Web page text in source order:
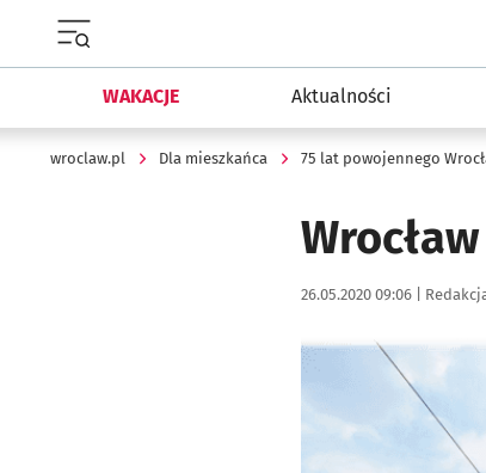
WAKACJE Aktualności
wroclaw.pl Dla mieszkańca 75 lat powojennego
Data publikacji:
26.05.2020 09:06 | Autor:
Kliknij, aby